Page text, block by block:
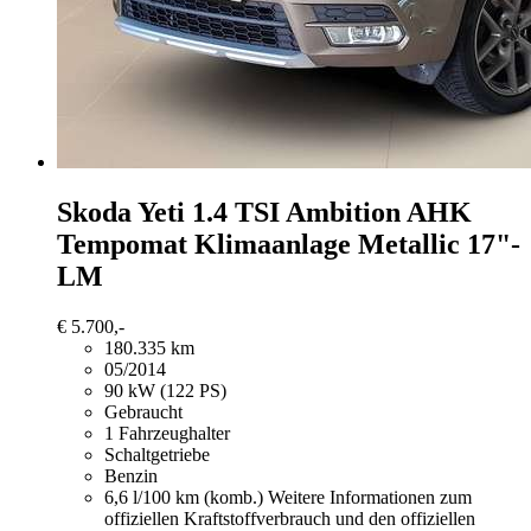
Skoda Yeti 1.4 TSI Ambition AHK
Tempomat Klimaanlage Metallic 17"-
LM
€ 5.700,-
180.335 km
05/2014
90 kW (122 PS)
Gebraucht
1 Fahrzeughalter
Schaltgetriebe
Benzin
6,6 l/100 km (komb.) Weitere Informationen zum
offiziellen Kraftstoffverbrauch und den offiziellen